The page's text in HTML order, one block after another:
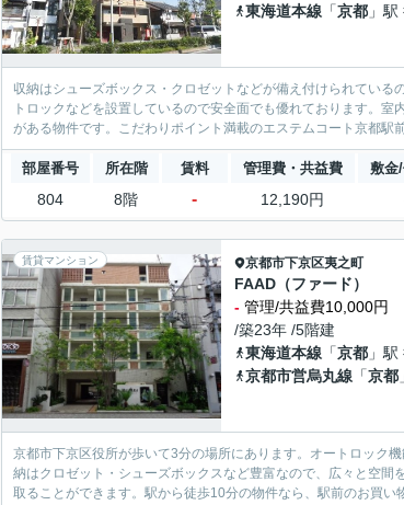
東海道本線 「京都 」
収納はシューズボックス・クロゼットなどが備え付けられてい
トロックなどを設置しているので安全面でも優れております。
がある物件です。こだわりポイント満載のエステムコート京都駅
部屋番号 所在階 賃料 管理費・共益費 敷金
804 8階 - 12,190円
賃貸マンション 京都市下京区夷之町
FAAD（ファード）
- 管理/共益費10,000円
/築23年 /5階建
東海道本線 「京都 」
京都市営烏丸線 「京都
京都市下京区役所が歩いて3分の場所にあります。オートロック
納はクロゼット・シューズボックスなど豊富なので、広々と空
取ることができます。駅から徒歩10分の物件なら、駅前のお買